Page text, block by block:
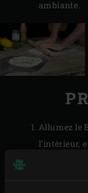
ambiante.
Allumez le
l’intérieur,
environ le